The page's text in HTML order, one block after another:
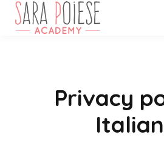
Registrati
Privacy